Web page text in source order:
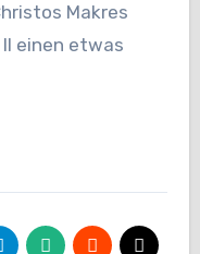
Makres
einen etwas